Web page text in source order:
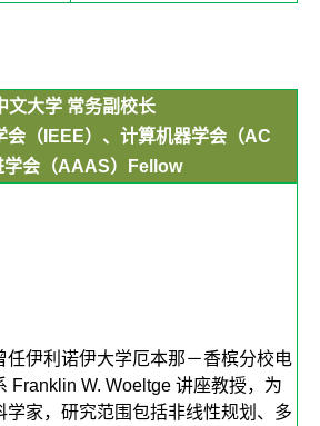
文大学 常务副校长
会（IEEE）、计算机器学会（AC
学会（AAAS）Fellow
任伊利诺伊大学厄本那－香槟分校电
Franklin W. Woeltge 讲座教授，为
学家，研究范围包括非线性规划、多